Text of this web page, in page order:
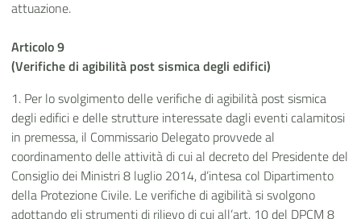
attuazione.
Articolo 9
(Verifiche di agibilità post sismica degli edifici)
1. Per lo svolgimento delle verifiche di agibilità post sismica
degli edifici e delle strutture interessate dagli eventi calamitosi
in premessa, il Commissario Delegato provvede al
coordinamento delle attività di cui al decreto del Presidente del
Consiglio dei Ministri 8 luglio 2014, d’intesa col Dipartimento
della Protezione Civile. Le verifiche di agibilità si svolgono
adottando gli strumenti di rilievo di cui all’art. 10 del DPCM 8